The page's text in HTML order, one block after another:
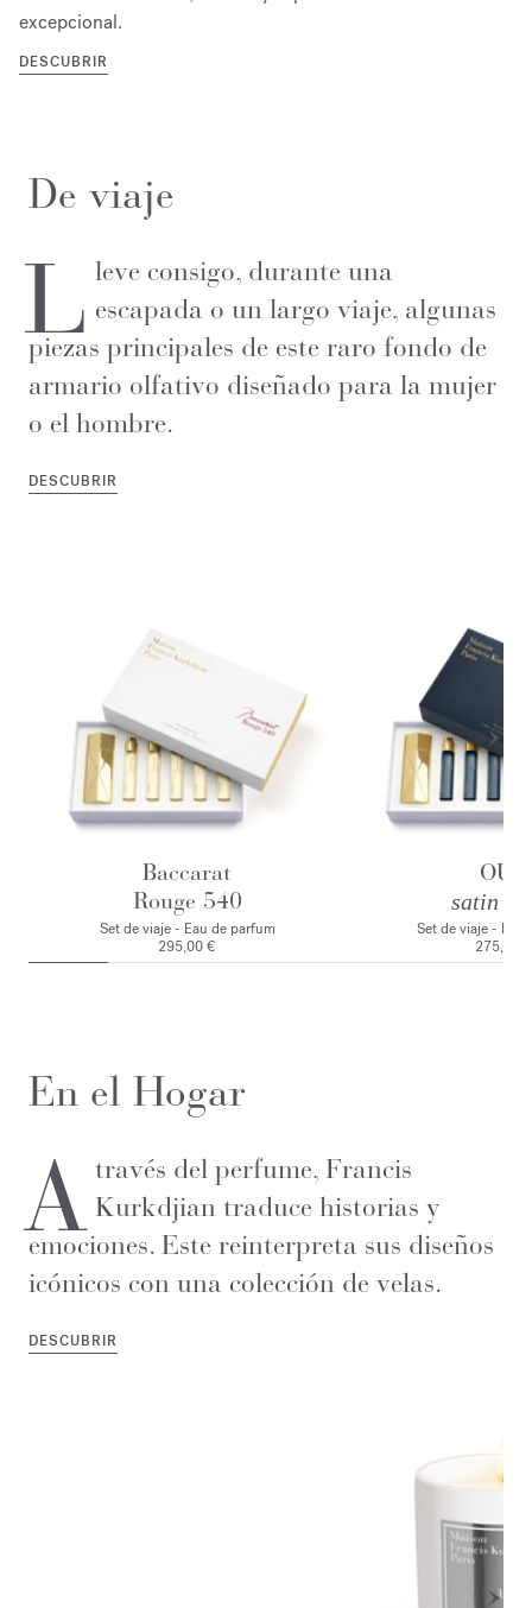
excepcional.
DESCUBRIR
De viaje
L leve consigo, durante una
escapada o un largo viaje, algunas
piezas principales de este raro fondo de
armario olfativo diseñado para la mujer
o el hombre.
DESCUBRIR
Baccarat
Rouge 540
Set de viaje - Eau de parfum
295,00 €
OUD
satin
Set de viaje - Eau
275,00 €
En el Hogar
A través del perfume, Francis
Kurkdjian traduce historias y
emociones. Este reinterpreta sus diseños
icónicos con una colección de velas.
DESCUBRIR